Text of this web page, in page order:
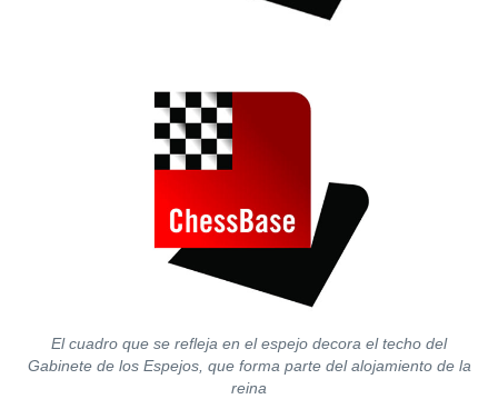
El cuadro que se refleja en el espejo decora el techo del
Gabinete de los Espejos, que forma parte del alojamiento de la
reina